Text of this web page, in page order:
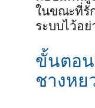
ในขณะที่รั
ระบบไว้อย่
ขั้นตอ
ชางหย